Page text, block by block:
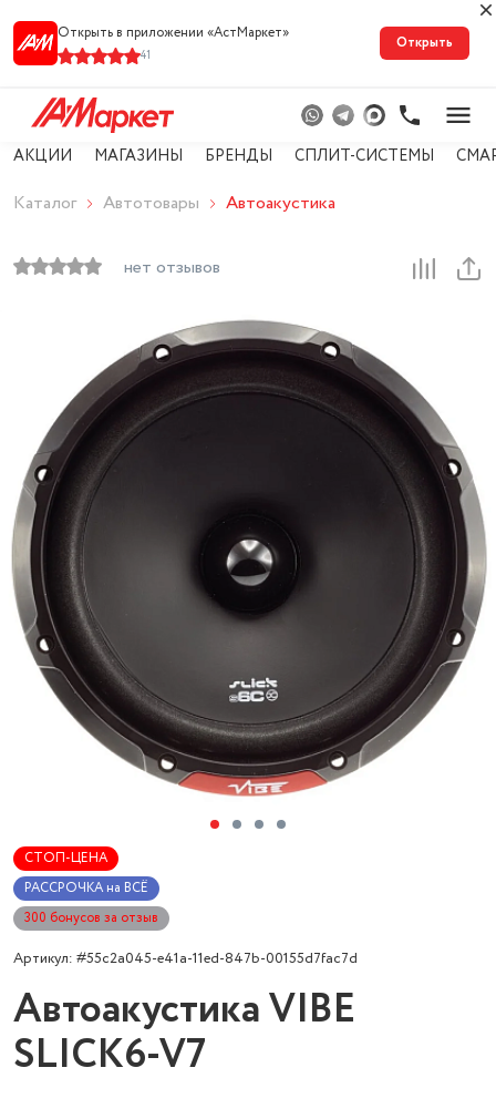
Открыть в приложении «АстМарке‪т‬»
41
Открыть
АКЦИИ МАГАЗИНЫ БРЕНДЫ СПЛИТ-СИСТЕМЫ
Каталог Автотовары Автоакустика
нет отзывов
СТОП-ЦЕНА
РАССРОЧКА на ВСЁ
300 бонусов за отзыв
Артикул: #55c2a045-e41a-11ed-847b-00155d7fac7d
Автоакустика VIBE
SLICK6-V7